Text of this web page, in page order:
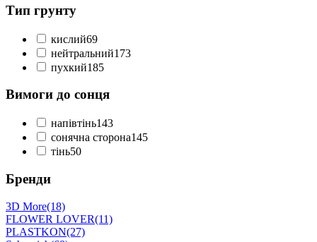
Тип грунту
кислий69
нейтральний173
пухкий185
Вимоги до сонця
напівтінь143
сонячна сторона145
тінь50
Бренди
3D More(18)
FLOWER LOVER(11)
PLASTKON(27)